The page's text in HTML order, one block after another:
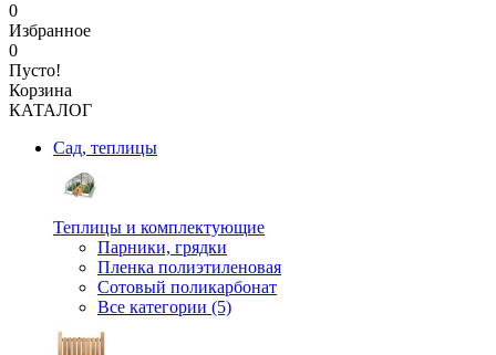
0
Избранное
0
Пусто!
Корзина
КАТАЛОГ
Сад, теплицы
Теплицы и комплектующие
Парники, грядки
Пленка полиэтиленовая
Сотовый поликарбонат
Все категории (5)